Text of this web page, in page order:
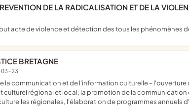
DE LA RADICALISATION ET DE LA
acte de violence et détection des tous les phénomènes
BRETAGNE
23
culturel régional et local, la promotion de la
régionales, l'élaboration de programmes annuels